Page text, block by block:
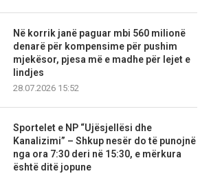
Në korrik janë paguar mbi 560 milionë
denarë për kompensime për pushim
mjekësor, pjesa më e madhe për lejet e
lindjes
28.07.2026 15:52
Sportelet e NP “Ujësjellësi dhe
Kanalizimi” – Shkup nesër do të punojnë
nga ora 7:30 deri në 15:30, e mërkura
është ditë jopune